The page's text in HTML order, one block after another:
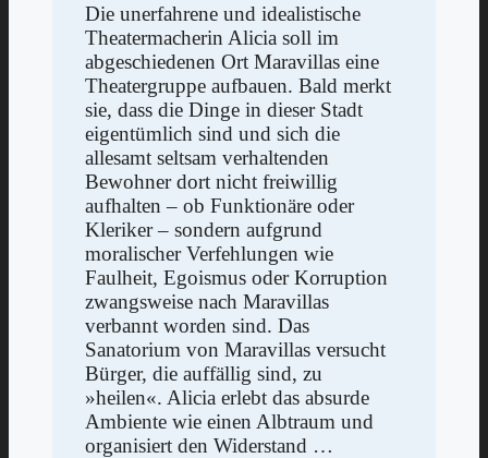
Die unerfahrene und idealistische
Theatermacherin Alicia soll im
abgeschiedenen Ort Maravillas eine
Theatergruppe aufbauen. Bald merkt
sie, dass die Dinge in dieser Stadt
eigentümlich sind und sich die
allesamt seltsam verhaltenden
Bewohner dort nicht freiwillig
aufhalten – ob Funktionäre oder
Kleriker – sondern aufgrund
moralischer Verfehlungen wie
Faulheit, Egoismus oder Korruption
zwangsweise nach Maravillas
verbannt worden sind. Das
Sanatorium von Maravillas versucht
Bürger, die auffällig sind, zu
»heilen«. Alicia erlebt das absurde
Ambiente wie einen Albtraum und
organisiert den Widerstand …